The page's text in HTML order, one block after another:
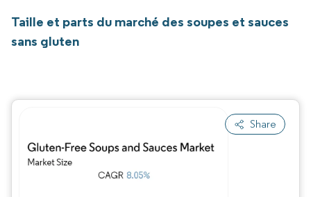
Taille et parts du marché des soupes et sauces
sans gluten
Share